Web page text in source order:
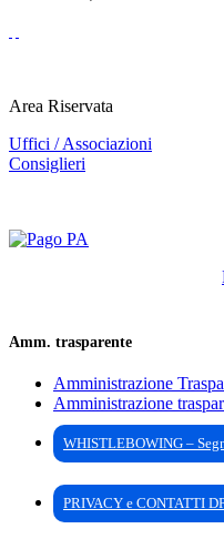
Area Riservata
Uffici / Associazioni
Consiglieri
Amm. trasparente
Amministrazione
Amministrazione
WHISTLEBOWING –
PRIVACY e CONTATTI